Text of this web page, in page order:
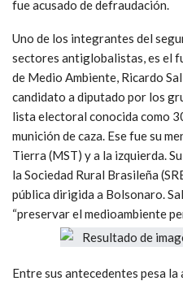
fue acusado de defraudación.
Uno de los integrantes del
sectores antiglobalistas, es el
de Medio Ambiente, Ricardo
candidato a diputado por los
lista electoral conocida como
munición de caza. Ese fue su
Tierra (MST) y a la izquierda.
la Sociedad Rural Brasileña
pública dirigida a Bolsonaro.
“preservar el medioambiente
Entre sus antecedentes pesa